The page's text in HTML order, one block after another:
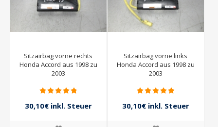
Sitzairbag vorne rechts
Honda Accord aus 1998 zu
2003
30,10€ inkl. Steuer
Sitzairbag vorne links
Honda Accord aus 1998 zu
2003
30,10€ inkl. Steuer